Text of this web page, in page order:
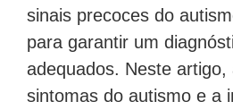
sinais precoces do
para garantir um
adequados. Neste
sintomas do autismo e a